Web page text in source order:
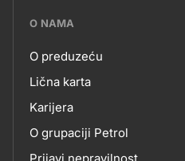
???
skupno.footer-
title???
O NAMA
O
NAMA
O preduzeću
Lična karta
Karijera
O grupaciji Petrol
Prijavi nepravilnost